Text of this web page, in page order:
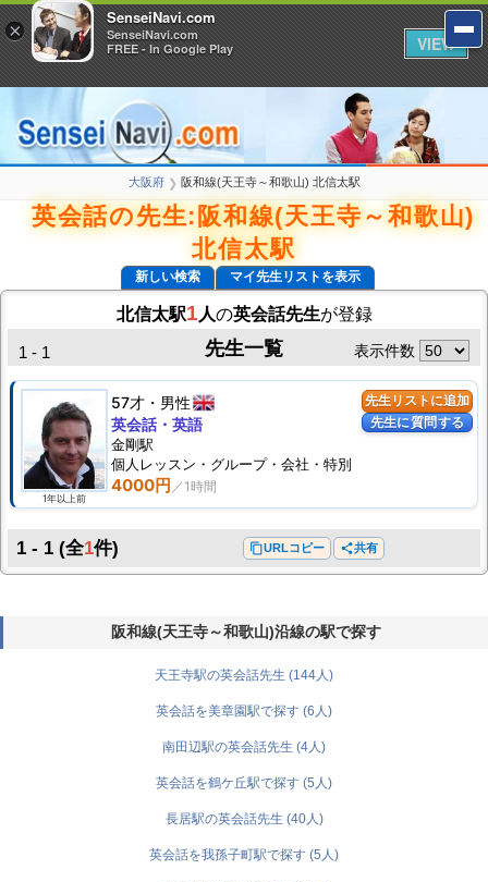
大阪府 ❯ 阪和線(天王寺～和歌山) 北信太駅
英会話の先生:阪和線(天王寺～和歌山)
北信太駅
新しい検索 マイ先生リストを表示
北信太駅1 人の英会話先生が登録
先生一覧
1 - 1 表示件数
先生リストに追加
先生に質問する
1年以上前
57才 男性
4000円
英会話・英語
金剛駅
個人 レッスン ・グループ・会社・特別
1 - 1 (全1件) content_copyURLコピー share共有
阪和線(天王寺～和歌山)沿線の駅で探す
天王寺駅の英会話先生 (144人)
英会話を美章園駅で探す (6人)
南田辺駅の英会話先生 (4人)
英会話を鶴ケ丘駅で探す (5人)
長居駅の英会話先生 (40人)
英会話を我孫子町駅で探す (5人)
×
SenseiNavi.com
SenseiNavi.com
FREE - In Google Play
VIEW
×
SenseiNavi.com
SenseiNavi.com
FREE - In Google Play
VIEW